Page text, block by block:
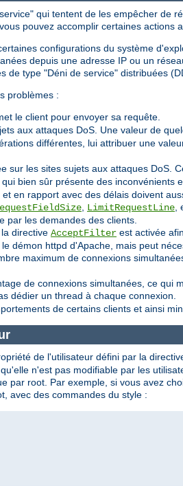
qui tentent de les empêcher de
pouvez accomplir certaines actions
configurations du système
depuis une adresse IP ou un
de type "Déni de service" distribuées
problèmes :
le client pour envoyer sa requête.
aux attaques DoS. Une valeur de
différentes, lui attribuer une
sur les sites sujets aux attaques DoS.
qui bien sûr présente des inconvénients
en rapport avec des délais doivent
LimitRequestLine ,
par les demandes des clients.
directive AcceptFilter est activée
démon httpd d'Apache, mais peut
maximum de connexions
de connexions simultanées, ce qui
dédier un thread à chaque connexion.
de certains clients et ainsi
de l'utilisateur défini par la
n'est pas modifiable par les
par root. Par exemple, si vous avez
avec des commandes du style :